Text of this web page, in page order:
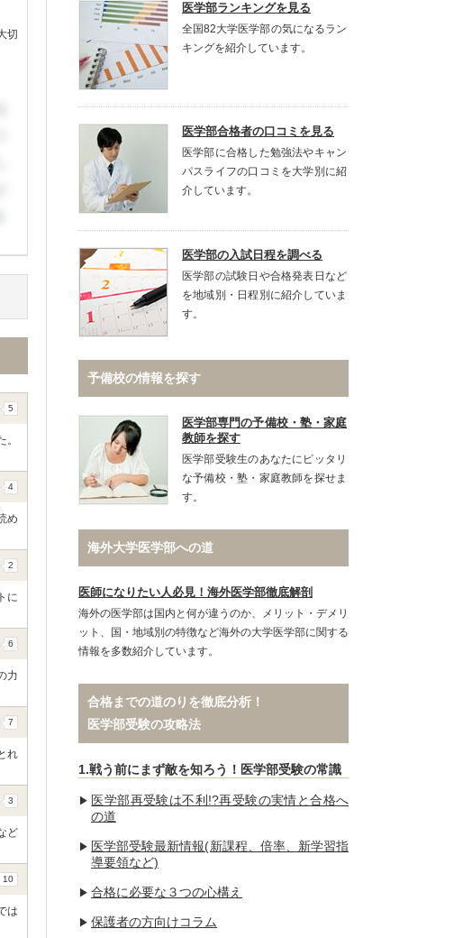
切
5
4
め
2
に
6
力
7
れ
3
ど
10
は
医学部ランキングを見る
全国82大学医学部の気になるラン
キングを紹介しています。
医学部合格者の口コミを見る
医学部に合格した勉強法やキャン
パスライフの口コミを大学別に紹
介しています。
医学部の入試日程を調べる
医学部の試験日や合格発表日など
を地域別・日程別に紹介していま
す。
予備校の情報を探す
医学部専門の予備校・塾・家庭
教師を探す
医学部受験生のあなたにピッタリ
な予備校・塾・家庭教師を探せま
す。
海外大学医学部への道
医師になりたい人必見！海外医学部徹底解剖
海外の医学部は国内と何が違うのか、メリット・デメリ
ット、国・地域別の特徴など海外の大学医学部に関する
情報を多数紹介しています。
合格までの道のりを徹底分析！
医学部受験の攻略法
1.戦う前にまず敵を知ろう！医学部受験の常識
医学部再受験は不利!?再受験の実情と合格へ
の道
医学部受験最新情報(新課程、倍率、新学習指
導要領など)
合格に必要な３つの心構え
保護者の方向けコラム